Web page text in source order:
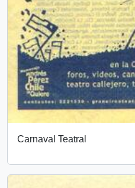
Carnaval Teatral